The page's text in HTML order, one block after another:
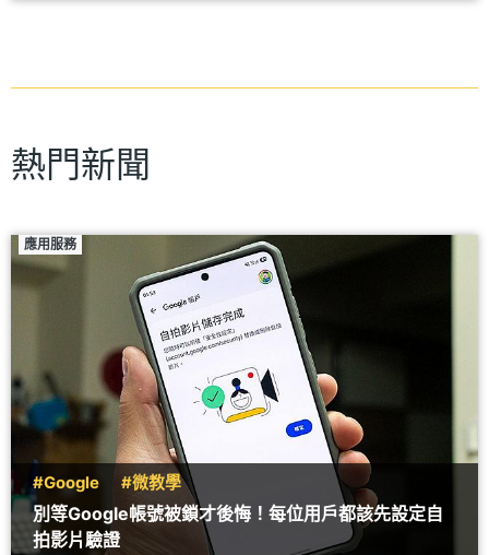
熱門新聞
應用服務
#Google #微教學
別等Google帳號被鎖才後悔！每位用戶都該先設定自
拍影片驗證